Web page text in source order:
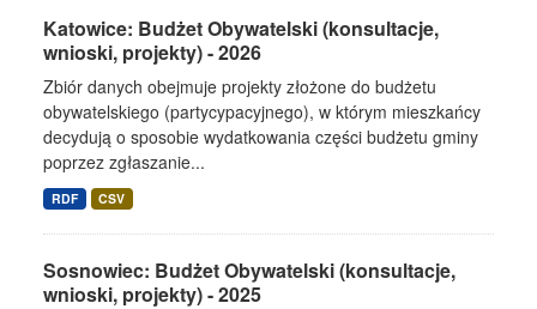
Katowice: Budżet Obywatelski (konsultacje,
wnioski, projekty) - 2026
Zbiór danych obejmuje projekty złożone do budżetu
obywatelskiego (partycypacyjnego), w którym mieszkańcy
decydują o sposobie wydatkowania części budżetu gminy
poprzez zgłaszanie...
RDF CSV
Sosnowiec: Budżet Obywatelski (konsultacje,
wnioski, projekty) - 2025